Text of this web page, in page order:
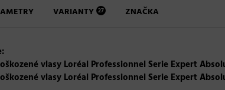
VARIANTY 27 ZNAČKA
vlasy Loréal Professionnel Serie Expert
vlasy Loréal Professionnel Serie Expert